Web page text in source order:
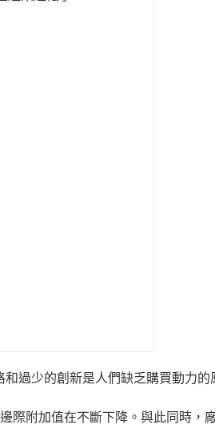
過少的創新是人們缺乏購買動力的
際附加值在不斷下降。與此同時，